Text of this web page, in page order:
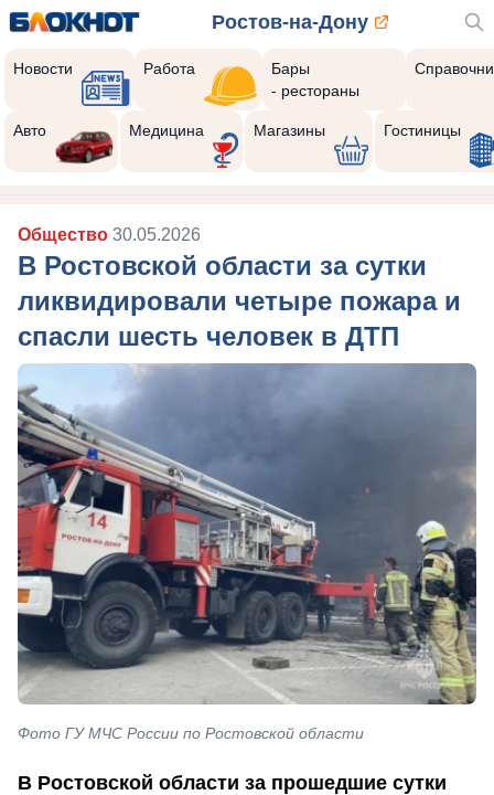
Ростов-на-Дону
Новости Работа
Бары
- рестораны
Авто Медицина Магазины Гостиницы
Общество 30.05.2026
В Ростовской области за сутки
ликвидировали четыре пожара и
спасли шесть человек в ДТП
Фото ГУ МЧС России по Ростовской области
В Ростовской области за прошедшие сутки